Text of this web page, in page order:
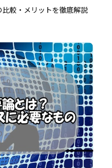
較・メリットを徹底解説